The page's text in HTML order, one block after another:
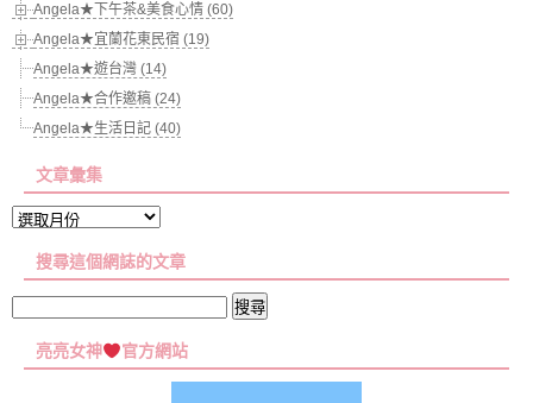
Angela★下午茶&美食心情 (60)
Angela★宜蘭花東民宿 (19)
Angela★遊台灣 (14)
Angela★合作邀稿 (24)
Angela★生活日記 (40)
文章彙集
文
彙
搜尋這個網誌的文章
關
亮亮女神 官方網站